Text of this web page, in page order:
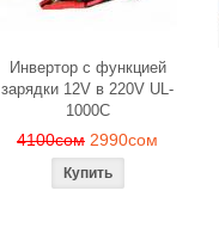
Инвертор с функцией
зарядки 12V в 220V UL-
1000C
4100сом 2990сом